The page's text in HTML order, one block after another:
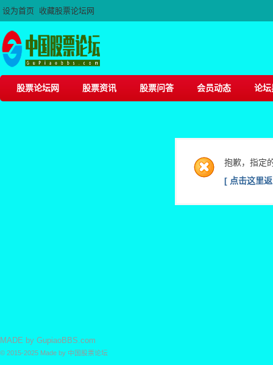
设为首页 收藏股票论坛网
股票论坛网 股票资讯 股票问答 会员动态 论坛
抱歉，指定
[ 点击这里
MADE by GupiaoBBS.com
© 2015-2025 Made by 中国股票论坛